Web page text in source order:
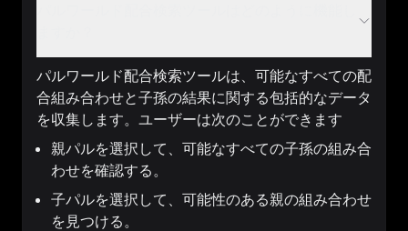
パルワールド配合検索ツールは、可能なすべての配
合組み合わせと子孫の結果に関する包括的なデータ
を収集します。ユーザーは次のことができます
親パルを選択して、可能なすべての子孫の組み合
わせを確認する。
子パルを選択して、可能性のある親の組み合わせ
を見つける。